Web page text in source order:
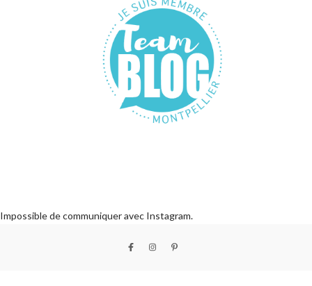
Impossible de communiquer avec Instagram.